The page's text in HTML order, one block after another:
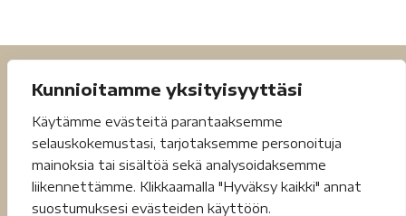
Kunnioitamme yksityisyyttäsi
Käytämme evästeitä parantaaksemme
selauskokemustasi, tarjotaksemme personoituja
mainoksia tai sisältöä sekä analysoidaksemme
liikennettämme. Klikkaamalla "Hyväksy kaikki" annat
suostumuksesi evästeiden käyttöön.